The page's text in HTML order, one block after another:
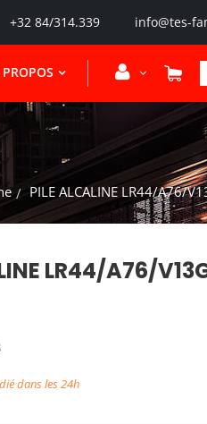
+32 84/314.339 info@tes-
PILE ALCALINE LR44/A76/
LR44/A76/
dans les 24h